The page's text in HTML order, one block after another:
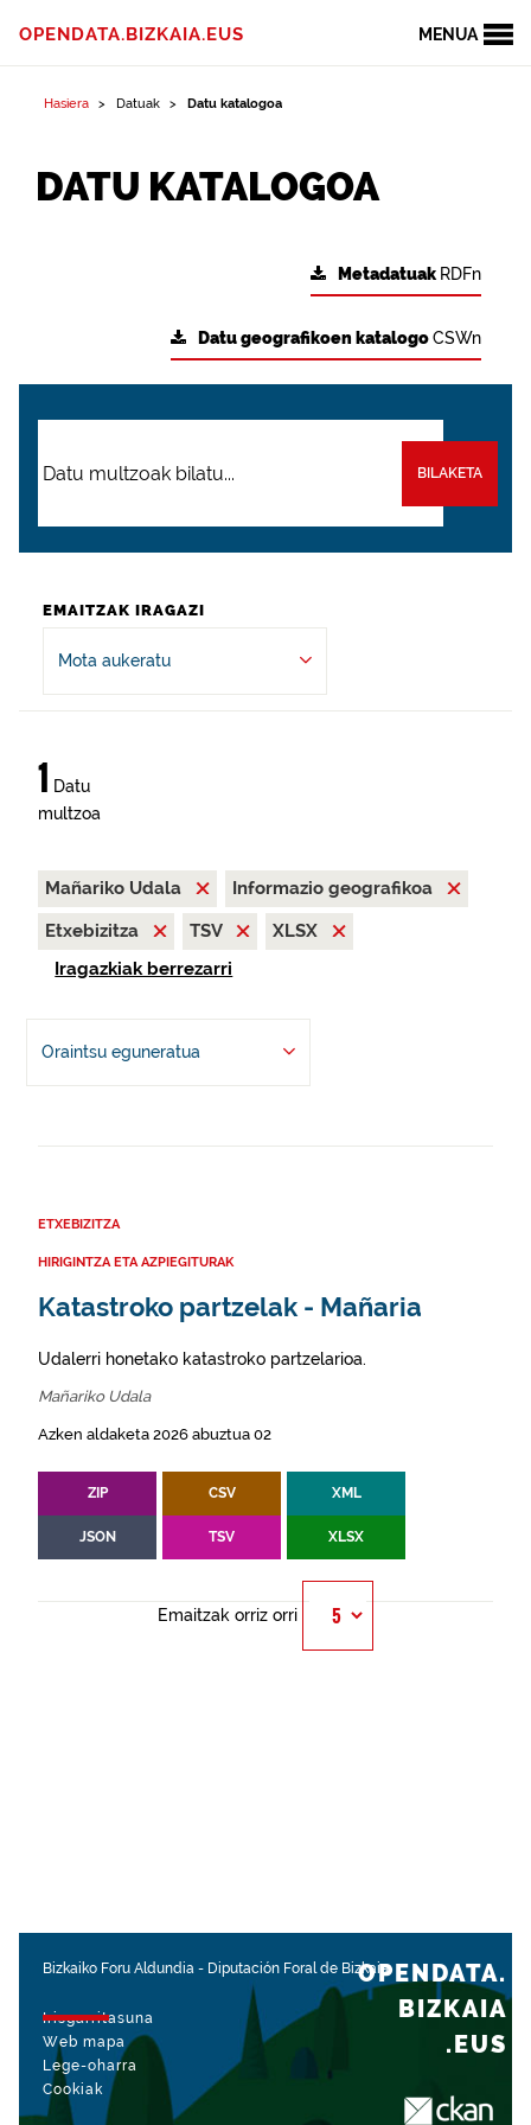
MENUA
OPENDATA.BIZKAIA.EUS
Hasiera Datuak Datu katalogoa
DATU KATALOGOA
Metadatuak RDFn
Datu geografikoen katalogoCSWn
BILAKETA
EMAITZAK IRAGAZI
Mota aukeratu
1 Datu
multzoa
Mañariko Udala
Informazio geografikoa
Etxebizitza
TSV
XLSX
Iragazkiak berrezarri
Oraintsu eguneratua
ETXEBIZITZA
HIRIGINTZA ETA AZPIEGITURAK
Katastroko partzelak - Mañaria
Udalerri honetako katastroko partzelarioa.
Mañariko Udala
Azken aldaketa 2026 abuztua 02
ZIP CSV XML
JSON TSV XLSX
Emaitzak orriz orri
Bizkaiko Foru Aldundia - Diputación Foral de Bizkaia
Irisgarritasuna
Web mapa
Lege-oharra
Cookiak
OPENDATA.
BIZKAIA
.EUS